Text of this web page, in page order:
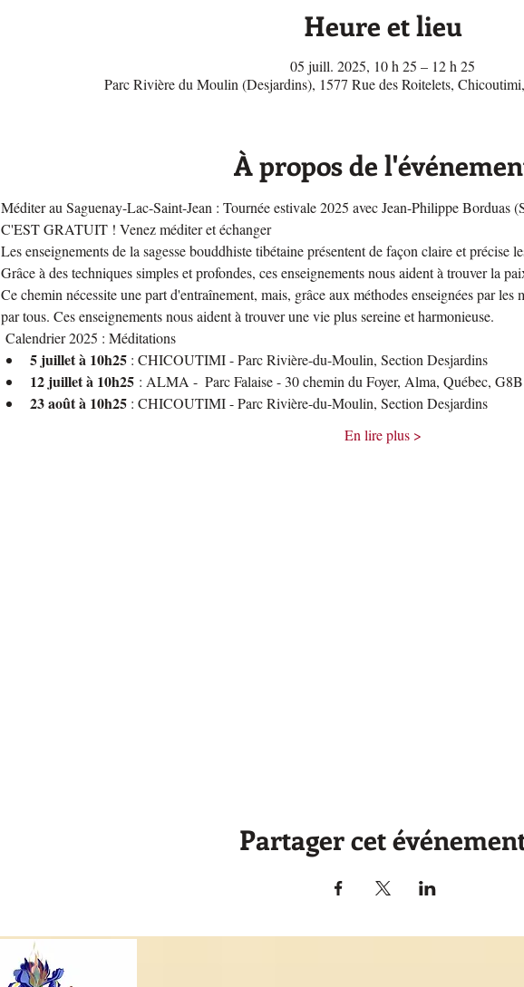
Heure et lieu
05 juill. 2025, 10 h 25 – 12 h 25
Parc Rivière du Moulin (Desjardins), 1577 Rue des Roitelets,
À propos de
Méditer au Saguenay-Lac-Saint-Jean : Tournée estivale 2025 avec Jean-Philippe
C'EST GRATUIT ! Venez méditer et échanger
Les enseignements de la sagesse bouddhiste tibétaine présentent de façon claire et précise
Grâce à des techniques simples et profondes, ces enseignements nous aident à trouver la
Ce chemin nécessite une part d'entraînement, mais, grâce aux méthodes enseignées par
par tous. Ces enseignements nous aident à trouver une vie plus sereine et harmonieuse.
Calendrier 2025 : Méditations
5 juillet à 10h25 : CHICOUTIMI - Parc Rivière-du-Moulin, Section Desjardins
12 juillet à 10h25 : ALMA -  Parc Falaise - 30 chemin du Foyer, Alma, Québec,
23 août à 10h25 : CHICOUTIMI - Parc Rivière-du-Moulin, Section Desjardins
En lire plus >
Partager cet